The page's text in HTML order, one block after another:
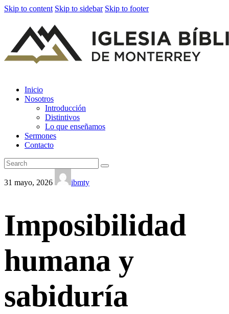
Skip to content Skip to sidebar Skip to footer
Inicio
Nosotros
Introducción
Distintivos
Lo que enseñamos
Sermones
Contacto
31 mayo, 2026 ibmty
Imposibilidad
humana y
sabiduría